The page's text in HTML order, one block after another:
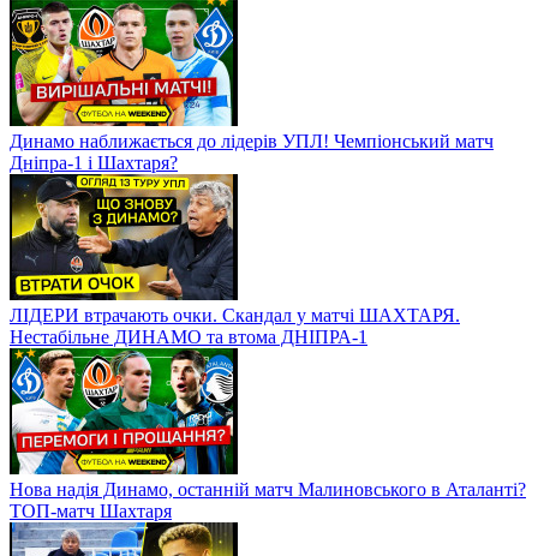
Динамо наближається до лідерів УПЛ! Чемпіонський матч
Дніпра-1 і Шахтаря?
ЛІДЕРИ втрачають очки. Скандал у матчі ШАХТАРЯ.
Нестабільне ДИНАМО та втома ДНІПРА-1
Нова надія Динамо, останній матч Малиновського в Аталанті?
ТОП-матч Шахтаря